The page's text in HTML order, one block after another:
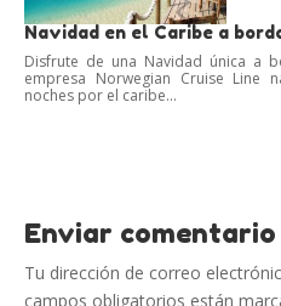
Navidad en el Caribe a
Disfrute de una Navidad única a
empresa Norwegian Cruise Line
noches por el caribe...
Enviar comentario
Tu dirección de correo
campos obligatorios están